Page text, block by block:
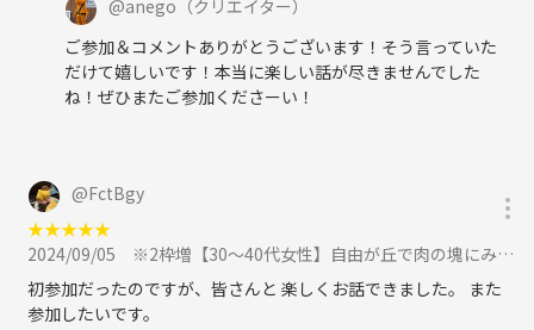
@anego （クリエイター）
ご参加＆コメントありがとうございます！そう言っていた
だけて嬉しいです！本当に楽しい話が尽きませんでした
ね！ぜひまたご参加くださーい！
@FctBgy
★★★★★
2024/09/05
※2枠増【30～40代女性】自由が丘で肉の塊にみんなで挑む！『マロリーポークステーキ』に参加
初参加だったのですが、皆さんと 楽しくお話できました。 また
参加したいです。